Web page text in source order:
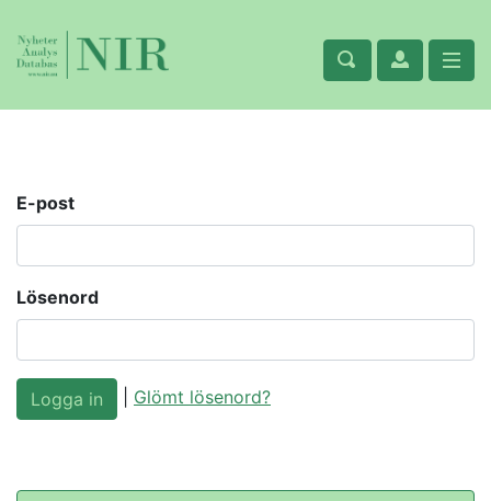
E-post
Lösenord
Glömt lösenord?